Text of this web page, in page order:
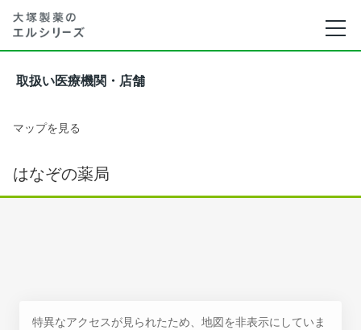
取扱い医療機関・店舗
マップを見る
はなぞの薬局
特異なアクセスが見られたため、地図を非表示にしていま